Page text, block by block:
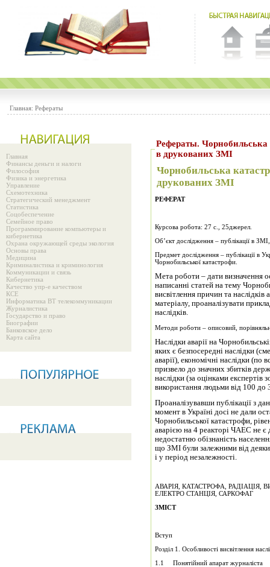
Главная: Рефераты
Главная
Финансы деньги и налоги
Философия
Физика и энергетика
Управление
Схемотехника
Стратегический менеджмент
Статистика
Соцобеспечение
Семейное право
Программирование компьютеры и
кибернетика
Охрана окружающей среды экология
Основы права
Медицина
Криминалистика и криминология
Коммуникации и связь
Кибернетика
Качество упр-е качеством
КСЕ
Информатика ВТ телекоммуникации
Журналистика
Государство и право
Биографии
Банковское дело
Карта сайта
Рефераты. Чорнобильська катастрофа: особливости висвітлення
в друкованих ЗМІ
Чорнобильська
друкованих ЗМІ
РЕФЕРАТ
Курсова робота: 27 с., 25джерел.
Об’єкт дослідження – публікації в
Предмет дослідження – публікації в
Чорнобильської катастрофи.
Мета роботи – дати визначення
написанні статей на тему
висвітлення причин та наслідків
матеріалу, проаналізувати
наслідків.
Методи роботи – описовий,
Наслідки аварії на
яких є безпосередні наслідки
аварії), економічні наслідки
призвело до значних збитків
наслідки (за оцінками
використання людьми від 100 до
Проаналізувавши публікації з
момент в Україні досі не дали
Чорнобильської катастрофи,
аварією на 4 реакторі ЧАЕС не є
недостатню обізнаність
що ЗМІ були залежними від
і у період незалежності.
АВАРІЯ, КАТАСТРОФА,
ЕЛЕКТРО СТАНЦІЯ, САРКОФАГ
ЗМІСТ
Вступ
Розділ 1. Особливості висвітлення
1.1 Понятійний апарат журналіста